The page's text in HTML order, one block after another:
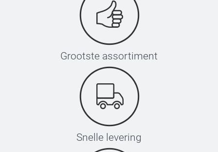
Druk het ijzer stevig voor 5-10 seconden tegen het label,
hef vervolgens het strijkijzer voorzichtig omhoog.
Herhaal dit 3 keer.
Laat het label afkoelen en verwijder het transferpapier
Wacht vervolgens 8 uur na het aanbrengen met wassen
Grootste assortiment
Snelle levering